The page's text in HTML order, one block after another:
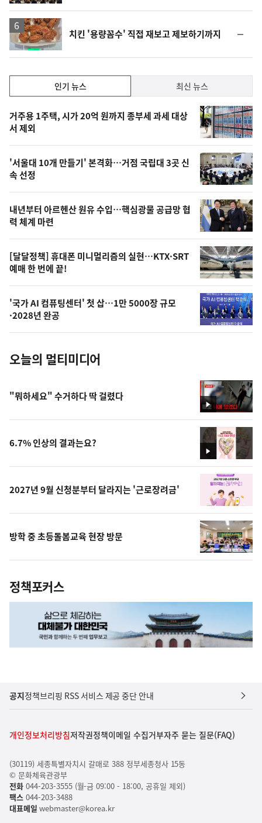
치킨 '용량꼼수' 직접 재보고 제보하기까지
일
기,
최
신,
오
늘
의
영
상
오
늘
의
사
진
인기 뉴스 최신 뉴스
기
뉴
스
거주용 1주택, 시가 20억 원까지 종부세 과세 대상
서 제외
'서울대 10개 만들기' 본격화…거점 국립대 3곳 신
속 선정
내년부터 아르헨산 원유 수입…핵심광물 공급망 협
력 체계 마련
[달달정책] 휴대폰 미니멀리즘의 실현…KTX·SRT
예매 한 번에 끝!
'국가 AI 컴퓨팅센터' 첫 삽…1만 5000장 규모
·2028년 완공
오늘의 멀티미디어
영
상
"뭐하세요" 수거하다 딱 걸렸다
영
상
6.7% 인상의 결과는요?
2027년 9월 신청분부터 달라지는 '근로장려금'
방학 중 초등돌봄교육 현장 방문
정책포커스
공지정책브리핑 RSS 서비스 제공 중단 안내
개인정보처리방침저작권정책이메일 수집거부자주 묻는 질문(FAQ)
(30119) 세종특별자치시 갈매로 388 정부세종청사 15동
© 문화체육관광부
전화044-203-3555 (월-금 09:00 - 18:00, 공휴일 제외)
팩스044-203-3488
대표메일 webmaster@korea.kr